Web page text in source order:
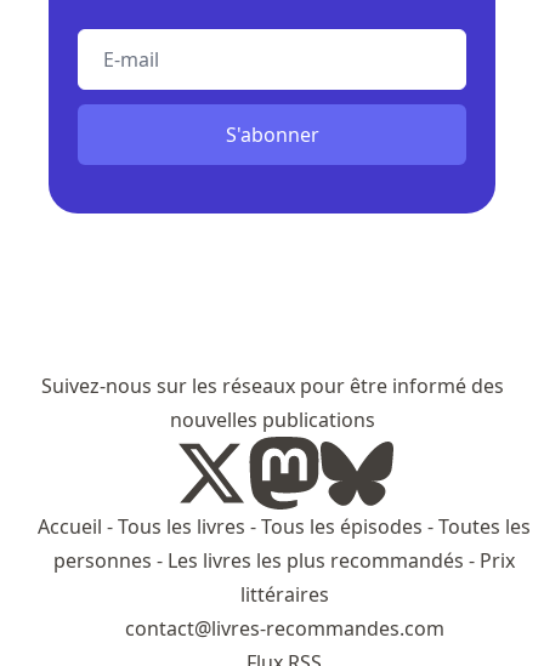
S'abonner
Suivez-nous sur les réseaux pour être informé des
nouvelles publications
Accueil -Tous les livres -Tous les épisodes -Toutes les
personnes - Les livres les plus recommandés - Prix
littéraires
contact@livres-recommandes.com